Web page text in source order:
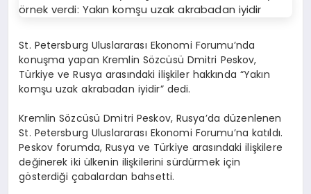
St. Petersburg Uluslararası Ekonomi Forumu’nda
konuşma yapan Kremlin Sözcüsü Dmitri Peskov,
Türkiye ve Rusya arasındaki ilişkiler hakkında “Yakın
komşu uzak akrabadan iyidir” dedi.
Kremlin Sözcüsü Dmitri Peskov, Rusya’da düzenlenen
St. Petersburg Uluslararası Ekonomi Forumu’na katıldı.
Peskov forumda, Rusya ve Türkiye arasındaki ilişkilere
değinerek iki ülkenin ilişkilerini sürdürmek için
gösterdiği çabalardan bahsetti.